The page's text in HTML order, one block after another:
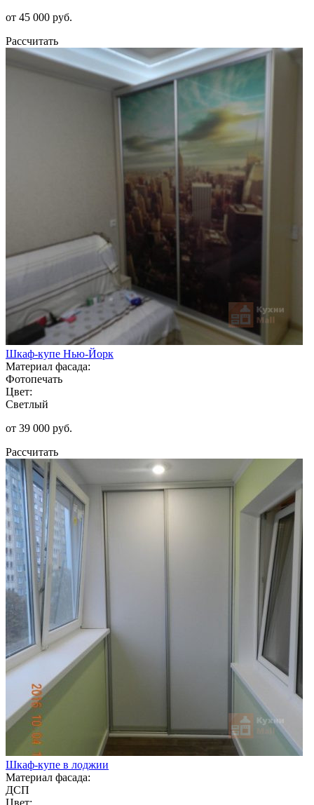
от 45 000 руб.
Рассчитать
Шкаф-купе Нью-Йорк
Материал фасада:
Фотопечать
Цвет:
Светлый
от 39 000 руб.
Рассчитать
Шкаф-купе в лоджии
Материал фасада:
ДСП
Цвет: